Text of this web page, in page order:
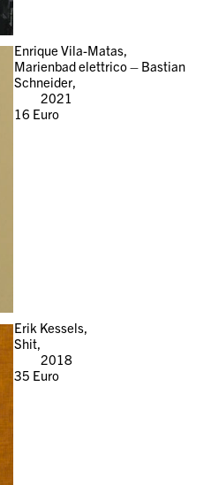
Enrique Vila-Matas,
Marienbad elettrico – Bastian
Schneider,
2021
16 Euro
Erik Kessels,
Shit,
2018
35 Euro